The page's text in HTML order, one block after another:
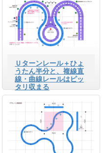
Ｕターンレール＋ひょ
うたん半分と、複線直
線・曲線レールはピッ
タリ収まる